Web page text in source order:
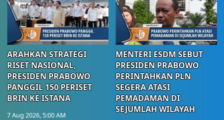
ARAHKAN STRATEGI
RISET NASIONAL,
PRESIDEN PRABOWO
PANGGIL 150 PERISET
BRIN KE ISTANA
7 Aug 2026, 5:00 AM
MENTERI ESDM SEBUT
PRESIDEN PRABOWO
PERINTAHKAN PLN
SEGERA ATASI
PEMADAMAN DI
SEJUMLAH WILAYAH